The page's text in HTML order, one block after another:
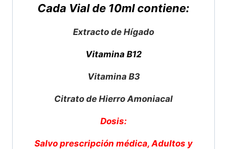
Cada Vial de 10ml contiene:
Extracto de Hígado
Vitamina B12
Vitamina B3
Citrato de Hierro Amoniacal
Dosis:
Salvo prescripción médica, Adultos y